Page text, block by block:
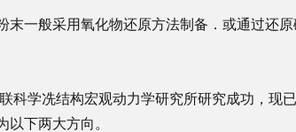
末一般采用氧化物还原方法制备．或通过还
科学冼结构宏观动力学研究所研究成功，现
以下两大方向。